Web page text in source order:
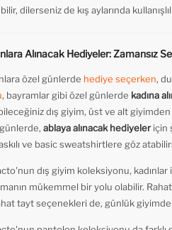
dilerseniz de kış aylarında
Alınacak Hediyeler: Zamansız
özel günlerde hediye seçerken,
, bayramlar gibi özel günlerde kadına
dış giyim, üst ve alt
ablaya alınacak hediyeleriçin
ve basic sweatshirtlere göz
dış giyim koleksiyonu,
mükemmel bir yolu olabilir.
tayt seçenekleri de, günlük